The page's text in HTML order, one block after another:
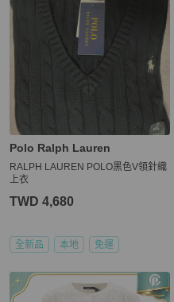
Polo Ralph Lauren
RALPH LAUREN POLO黑色V領針織
上衣
TWD 4,680
全新品 本地 免運